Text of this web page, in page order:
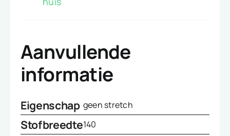
Aanvullende
informatie
Eigenschap geen stretch
Stofbreedte140